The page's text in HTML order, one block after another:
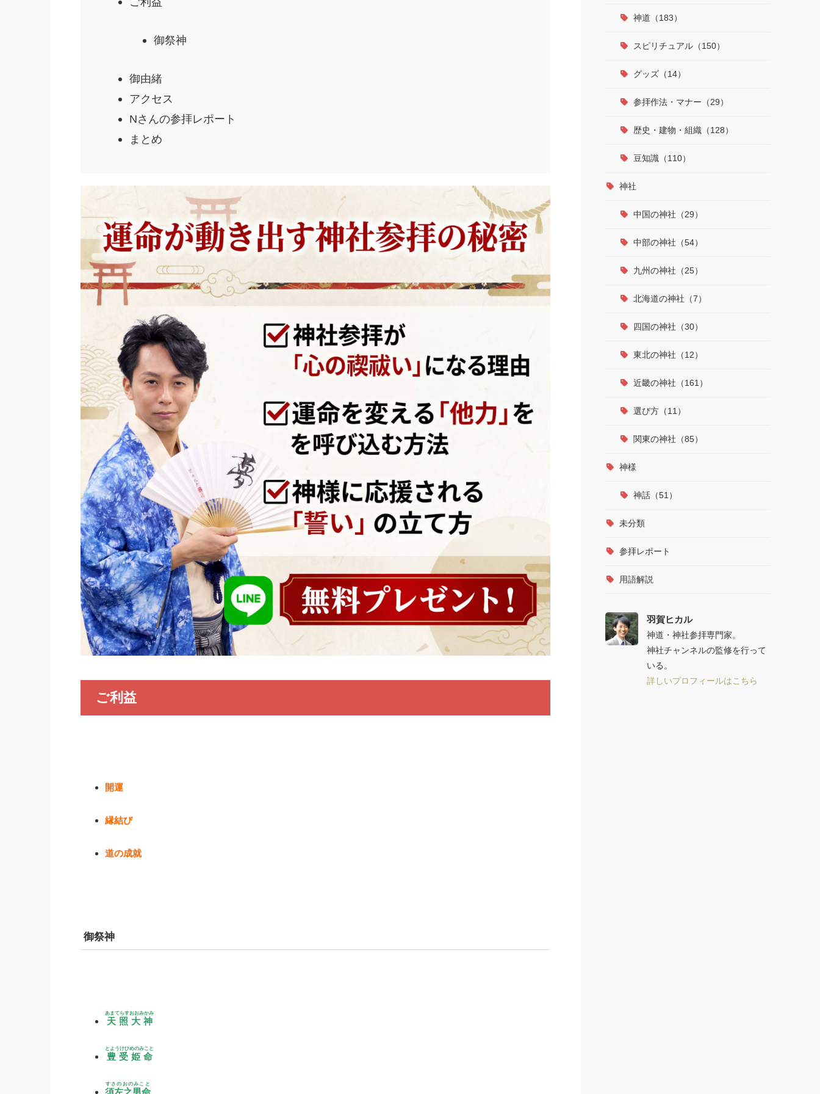
御祭神
御由緒
アクセス
Nさんの参拝レポート
まとめ
ご利益
開運
縁結び
道の成就
御祭神
天照大神
あまてらすおおみかみ
豊受姫命
とようけひめのみこと
すさのおのみこと
神道（183）
スピリチュアル（150）
グッズ（14）
参拝作法・マナー（29）
歴史・建物・組織（128）
豆知識（110）
神社
中国の神社（29）
中部の神社（54）
九州の神社（25）
北海道の神社（7）
四国の神社（30）
東北の神社（12）
近畿の神社（161）
選び方（11）
関東の神社（85）
神様
神話（51）
未分類
参拝レポート
用語解説
羽賀ヒカル
神道・神社参拝専門家。
神社チャンネルの監修を行って
いる。
詳しいプロフィールはこちら